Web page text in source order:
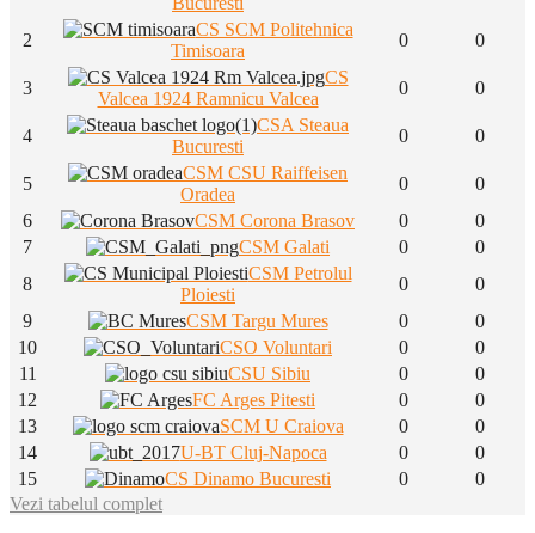
2
CS SCM Politehnica
Timisoara
0 0
3
CS
Valcea 1924 Ramnicu Valcea
0 0
4
CSA Steaua
Bucuresti
0 0
5
CSM CSU Raiffeisen
Oradea
0
0
6
CSM Corona Brasov 0
0
7
CSM Galati 0
0
8
CSM Petrolul
Ploiesti
0
0
9
CSM Targu Mures 0
0
10
CSO Voluntari 0
0
11
CSU Sibiu 0
0
12
FC Arges Pitesti 0
0
13
SCM U Craiova 0
0
14
U-BT Cluj-Napoca 0
0
15
CS Dinamo Bucuresti 0
0
Vezi tabelul complet